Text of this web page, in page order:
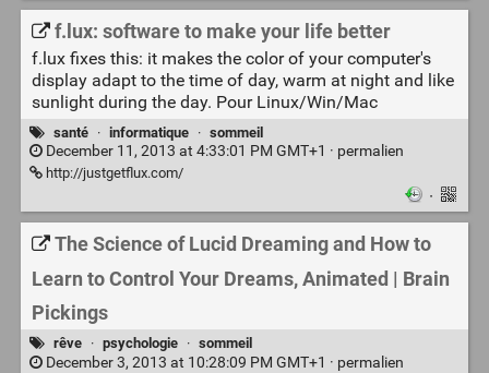
f.lux: software to make your life better
f.lux fixes this: it makes the color of your computer's
display adapt to the time of day, warm at night and like
sunlight during the day. Pour Linux/Win/Mac
santé · informatique · sommeil
December 11, 2013 at 4:33:01 PM GMT+1 · permalien
http://justgetflux.com/
·
The Science of Lucid Dreaming and How to
Learn to Control Your Dreams, Animated | Brain
Pickings
rêve · psychologie · sommeil
December 3, 2013 at 10:28:09 PM GMT+1 · permalien